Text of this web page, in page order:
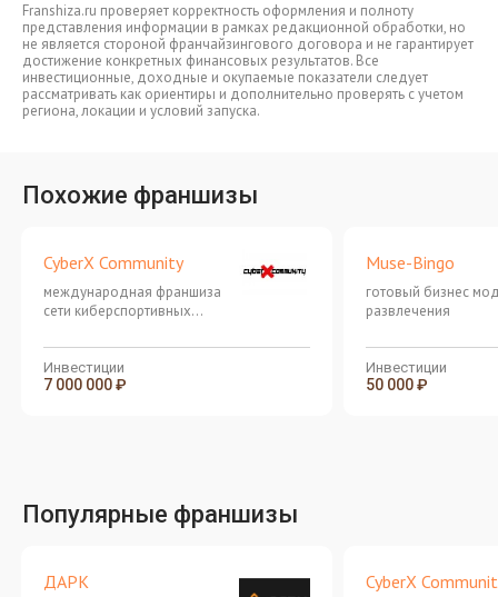
Franshiza.ru проверяет корректность оформления и полноту
представления информации в рамках редакционной обработки, но
не является стороной франчайзингового договора и не гарантирует
достижение конкретных финансовых результатов. Все
инвестиционные, доходные и окупаемые показатели следует
рассматривать как ориентиры и дополнительно проверять с учетом
региона, локации и условий запуска.
Похожие франшизы
CyberX Community
международная франшиза
сети киберспортивных
масштабируемыми
форматами и стабильной
бизнес-моделью
Инвестиции
7 000 000 ₽
Muse-Bingo
готовый бизнес
развлечения
Инвестиции
50 000 ₽
Популярные франшизы
ДАРК CyberX